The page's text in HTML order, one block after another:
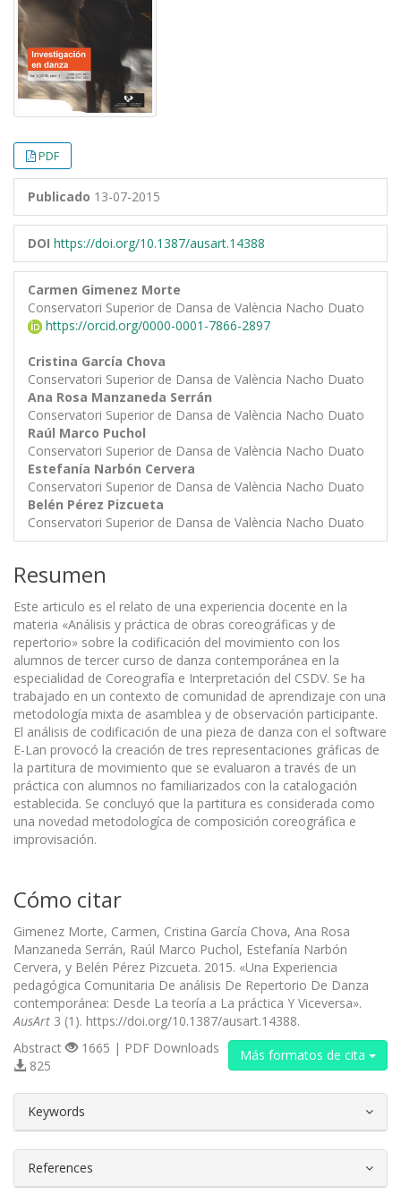
PDF
Publicado 13-07-2015
DOI https://doi.org/10.1387/ausart.14388
Carmen Gimenez Morte
Conservatori Superior de Dansa de València Nacho Duato
https://orcid.org/0000-0001-7866-2897
Cristina García Chova
Conservatori Superior de Dansa de València Nacho Duato
Ana Rosa Manzaneda Serrán
Conservatori Superior de Dansa de València Nacho Duato
Raúl Marco Puchol
Conservatori Superior de Dansa de València Nacho Duato
Estefanía Narbón Cervera
Conservatori Superior de Dansa de València Nacho Duato
Belén Pérez Pizcueta
Conservatori Superior de Dansa de València Nacho Duato
Resumen
Este articulo es el relato de una experiencia docente en la
materia «Análisis y práctica de obras coreográficas y de
repertorio» sobre la codificación del movimiento con los
alumnos de tercer curso de danza contemporánea en la
especialidad de Coreografía e Interpretación del CSDV. Se ha
trabajado en un contexto de comunidad de aprendizaje con una
metodología mixta de asamblea y de observación participante.
El análisis de codificación de una pieza de danza con el software
E-Lan provocó la creación de tres representaciones gráficas de
la partitura de movimiento que se evaluaron a través de un
práctica con alumnos no familiarizados con la catalogación
establecida. Se concluyó que la partitura es considerada como
una novedad metodologíca de composición coreográfica e
improvisación.
Cómo citar
Gimenez Morte, Carmen, Cristina García Chova, Ana Rosa
Manzaneda Serrán, Raúl Marco Puchol, Estefanía Narbón
Cervera, y Belén Pérez Pizcueta. 2015. «Una Experiencia
pedagógica Comunitaria De análisis De Repertorio De Danza
contemporánea: Desde La teoría a La práctica Y Viceversa».
AusArt 3 (1). https://doi.org/10.1387/ausart.14388.
Más formatos de cita
Abstract
1665 | PDF Downloads
825
Keywords
References